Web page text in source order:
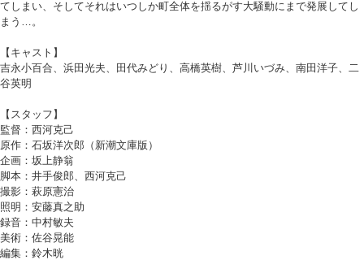
てしまい、そしてそれはいつしか町全体を揺るがす大騒動にまで発展してし
まう…。
【キャスト】
吉永小百合、浜田光夫、田代みどり、高橋英樹、芦川いづみ、南田洋子、二
谷英明
【スタッフ】
監督：西河克己
原作：石坂洋次郎（新潮文庫版）
企画：坂上静翁
脚本：井手俊郎、西河克己
撮影：萩原憲治
照明：安藤真之助
録音：中村敏夫
美術：佐谷晃能
編集：鈴木晄